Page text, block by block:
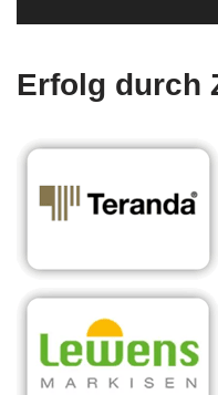
Erfolg durch